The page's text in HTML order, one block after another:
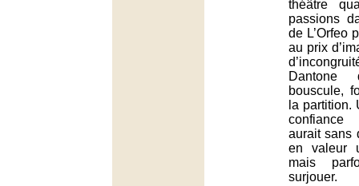
théâtre
passions
de L’Orfeo
au prix
bouscule,
la partition.
aurait sans
en valeur
mais
surjouer.